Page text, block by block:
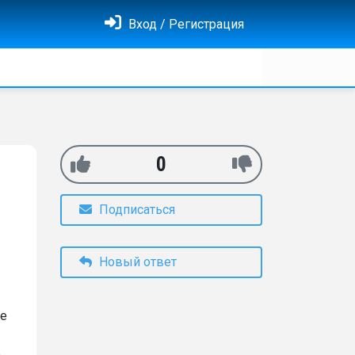
Вход / Регистрация
0
Подписаться
Новый ответ